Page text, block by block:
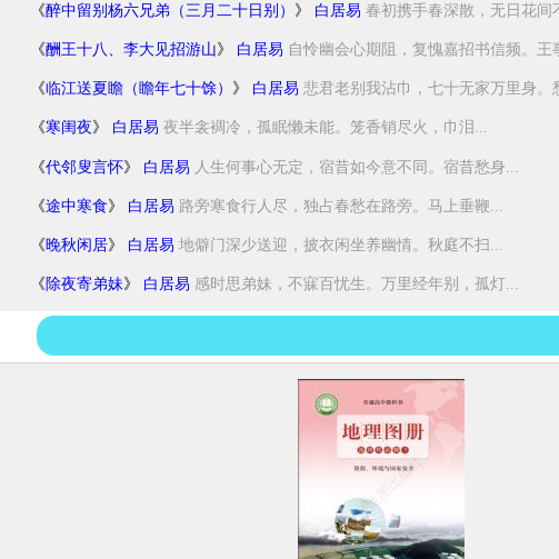
《醉中留别杨六兄弟（三月二十日别） 》 白居易 春初携手春深散，无日花间
《酬王十八、李大见招游山》 白居易 自怜幽会心期阻，复愧嘉招书信频。王
《临江送夏瞻（瞻年七十馀） 》 白居易 悲君老别我沾巾，七十无家万里身。
《寒闺夜》 白居易 夜半衾裯冷，孤眠懒未能。笼香销尽火，巾泪...
《代邻叟言怀》 白居易 人生何事心无定，宿昔如今意不同。宿昔愁身...
《途中寒食》 白居易 路旁寒食行人尽，独占春愁在路旁。马上垂鞭...
《晚秋闲居》 白居易 地僻门深少送迎，披衣闲坐养幽情。秋庭不扫...
《 除夜寄弟妹》 白居易 感时思弟妹，不寐百忧生。万里经年别，孤灯...